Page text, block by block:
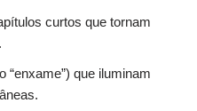
curtos que tornam
“enxame”) que iluminam